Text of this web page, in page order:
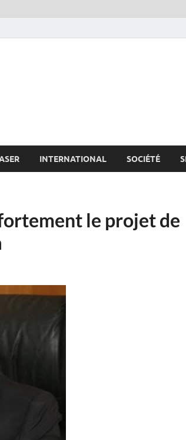
INTERNATIONAL SOCIÉTÉ
le projet de